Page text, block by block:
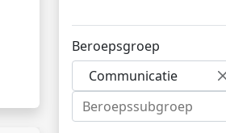
Beroepsgroep
Communicatie